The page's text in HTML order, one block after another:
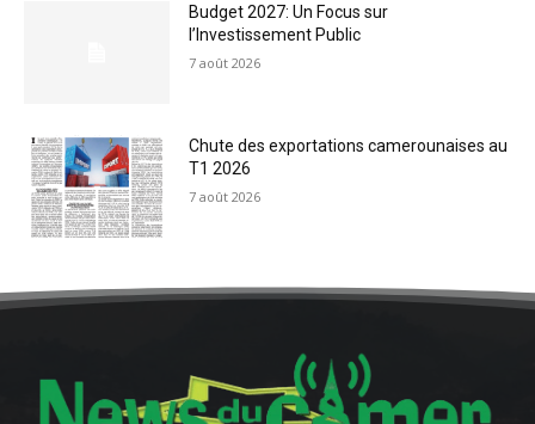
Budget 2027: Un Focus sur
l’Investissement Public
7 août 2026
Chute des exportations camerounaises au
T1 2026
7 août 2026